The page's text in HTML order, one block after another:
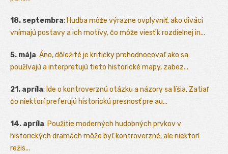
18. septembra: Hudba môže výrazne ovplyvniť, ako diváci
vnímajú postavy a ich motívy, čo môže viesť k rozdielnej in...
5. mája: Áno, dôležité je kriticky prehodnocovať ako sa
používajú a interpretujú tieto historické mapy, zabez...
21. apríla: Ide o kontroverznú otázku a názory sa líšia. Zatiaľ
čo niektorí preferujú historickú presnosť pre au...
14. apríla: Použitie moderných hudobných prvkov v
historických dramách môže byť kontroverzné, ale niektorí
režis...